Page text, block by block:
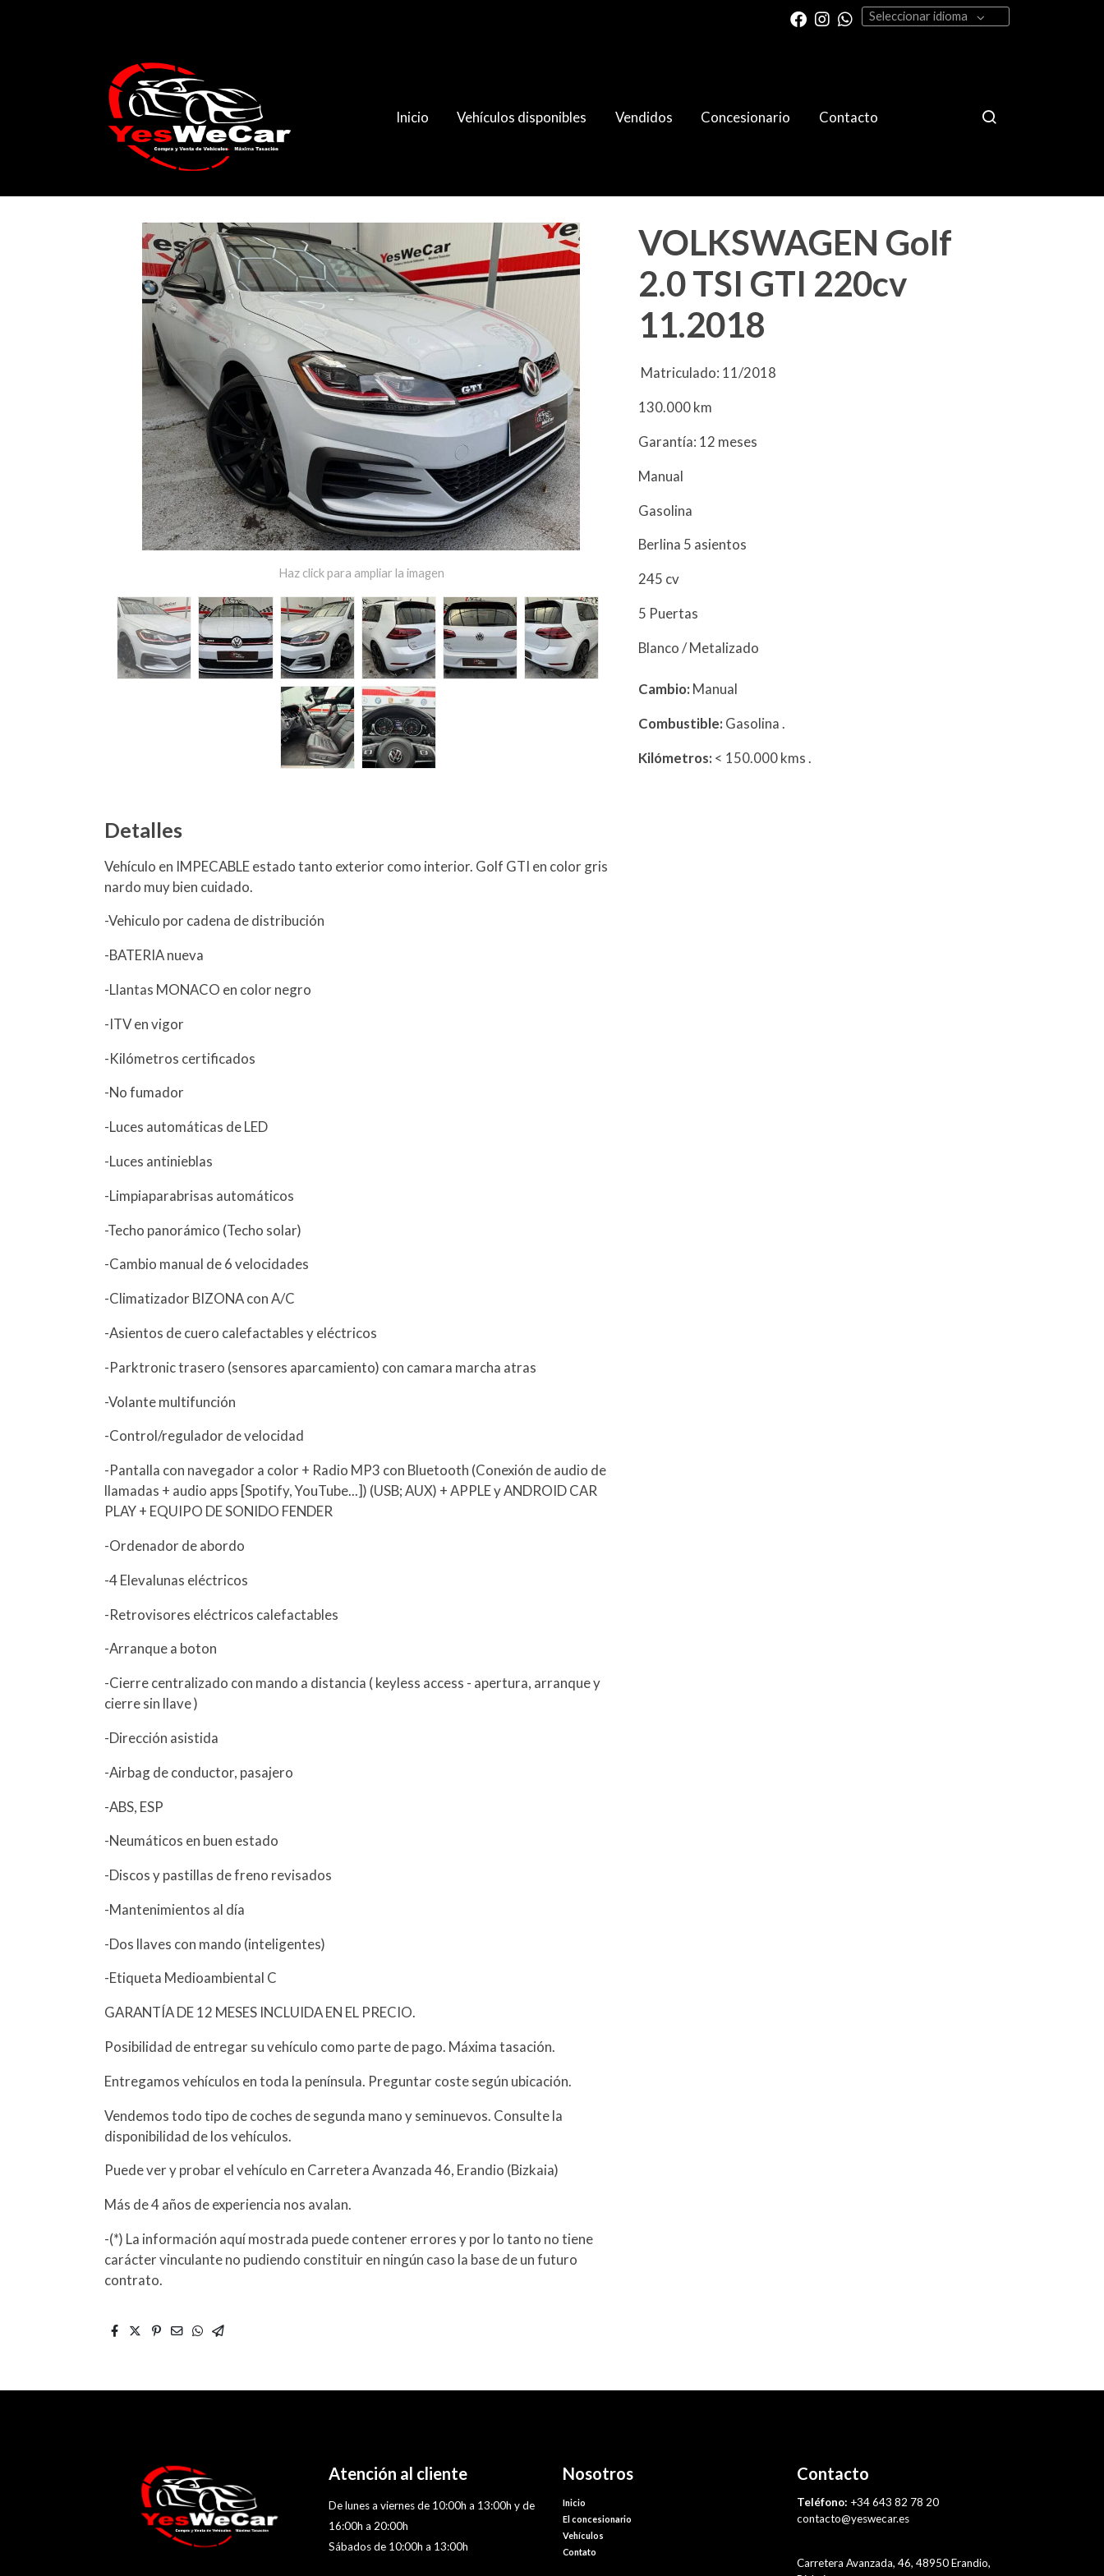
Seleccionar idioma
Inicio Vehículos disponibles Vendidos Concesionario Contacto
Catálogo VOLKSWAGEN Golf 2.0 TSI GTI 220cv 11.2018
Haz click para ampliar la imagen
Detalles
Vehículo en IMPECABLE estado tanto exterior como interior. Golf GTI en color gris
nardo muy bien cuidado.
-Vehiculo por cadena de distribución
-BATERIA nueva
-Llantas MONACO en color negro
-ITV en vigor
-Kilómetros certificados
-No fumador
-Luces automáticas de LED
-Luces antinieblas
-Limpiaparabrisas automáticos
-Techo panorámico (Techo solar)
-Cambio manual de 6 velocidades
-Climatizador BIZONA con A/C
-Asientos de cuero calefactables y eléctricos
-Parktronic trasero (sensores aparcamiento) con camara marcha atras
-Volante multifunción
-Control/regulador de velocidad
-Pantalla con navegador a color + Radio MP3 con Bluetooth (Conexión de audio de
llamadas + audio apps [Spotify, YouTube...]) (USB; AUX) + APPLE y ANDROID CAR
PLAY + EQUIPO DE SONIDO FENDER
-Ordenador de abordo
-4 Elevalunas eléctricos
-Retrovisores eléctricos calefactables
-Arranque a boton
-Cierre centralizado con mando a distancia ( keyless access - apertura, arranque y
cierre sin llave )
-Dirección asistida
-Airbag de conductor, pasajero
-ABS, ESP
-Neumáticos en buen estado
-Discos y pastillas de freno revisados
-Mantenimientos al día
-Dos llaves con mando (inteligentes)
-Etiqueta Medioambiental C
GARANTÍA DE 12 MESES INCLUIDA EN EL PRECIO.
Posibilidad de entregar su vehículo como parte de pago. Máxima tasación.
Entregamos vehículos en toda la península. Preguntar coste según ubicación.
Vendemos todo tipo de coches de segunda mano y seminuevos. Consulte la
disponibilidad de los vehículos.
Puede ver y probar el vehículo en Carretera Avanzada 46, Erandio (Bizkaia)
Más de 4 años de experiencia nos avalan.
-(*) La información aquí mostrada puede contener errores y por lo tanto no tiene
carácter vinculante no pudiendo constituir en ningún caso la base de un futuro
contrato.
VOLKSWAGEN Golf
2.0 TSI GTI 220cv
11.2018
Matriculado: 11/2018
130.000 km
Garantía: 12 meses
Manual
Gasolina
Berlina 5 asientos
245 cv
5 Puertas
Blanco / Metalizado
Cambio: Manual
Combustible: Gasolina.
Kilómetros: < 150.000 kms.
Atención al cliente
De lunes a viernes de 10:00h a 13:00h y de
16:00h a 20:00h
Sábados de 10:00h a 13:00h
Nosotros
Inicio
El concesionario
Vehículos
Contato
Contacto
Teléfono: +34 643 82 78 20
contacto@yeswecar.es
Carretera Avanzada, 46, 48950 Erandio,